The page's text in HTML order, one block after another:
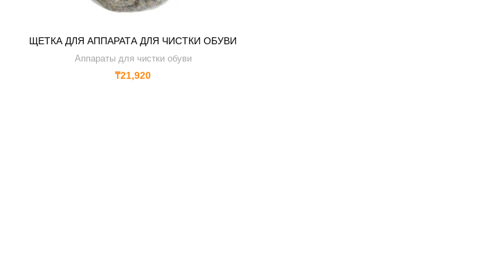
ЩЕТКА ДЛЯ АППАРАТА ДЛЯ ЧИСТКИ ОБУВИ
Аппараты для чистки обуви
₸21,920